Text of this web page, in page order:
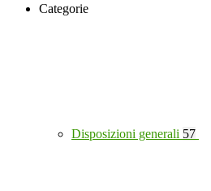
Categorie
Disposizioni generali 57